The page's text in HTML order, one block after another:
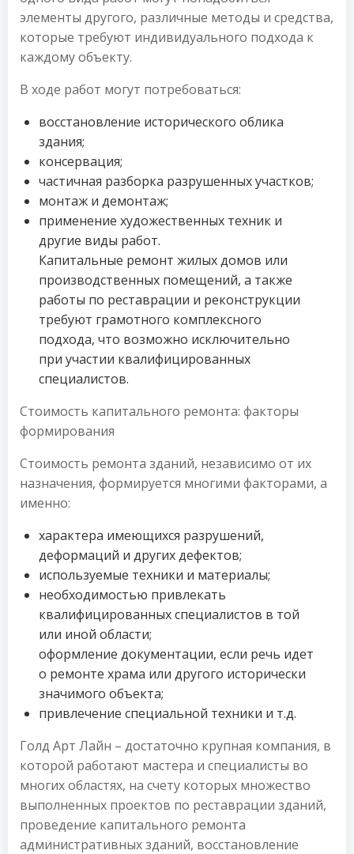
элементы другого, различные методы и средства,
которые требуют индивидуального подхода к
каждому объекту.
В ходе работ могут потребоваться:
восстановление исторического облика
здания;
консервация;
частичная разборка разрушенных участков;
монтаж и демонтаж;
применение художественных техник и
другие виды работ.
Капитальные ремонт жилых домов или
производственных помещений, а также
работы по реставрации и реконструкции
требуют грамотного комплексного
подхода, что возможно исключительно
при участии квалифицированных
специалистов.
Стоимость капитального ремонта: факторы
формирования
Стоимость ремонта зданий, независимо от их
назначения, формируется многими факторами, а
именно:
характера имеющихся разрушений,
деформаций и других дефектов;
используемые техники и материалы;
необходимостью привлекать
квалифицированных специалистов в той
или иной области;
оформление документации, если речь идет
о ремонте храма или другого исторически
значимого объекта;
привлечение специальной техники и т.д.
Голд Арт Лайн – достаточно крупная компания, в
которой работают мастера и специалисты во
многих областях, на счету которых множество
выполненных проектов по реставрации зданий,
проведение капитального ремонта
административных зданий, восстановление